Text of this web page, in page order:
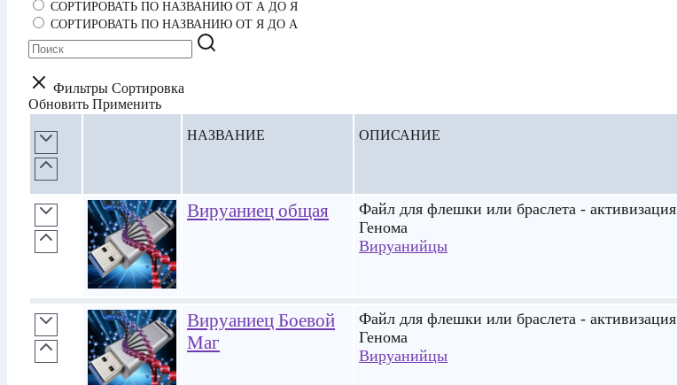
СОРТИРОВАТЬ ПО НАЗВАНИЮ ОТ А ДО Я
СОРТИРОВАТЬ ПО НАЗВАНИЮ ОТ Я ДО А
Фильтры Сортировка
Обновить Применить
НАЗВАНИЕ ОПИСАНИЕ
Вируаниец общая
Файл для флешки или браслета - активизация
Генома
Вируанийцы
Вируаниец Боевой
Маг
Файл для флешки или браслета - активизация
Генома
Вируанийцы